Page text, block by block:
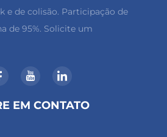
e de colisão. Participação de
de 95%. Solicite um
EM CONTATO